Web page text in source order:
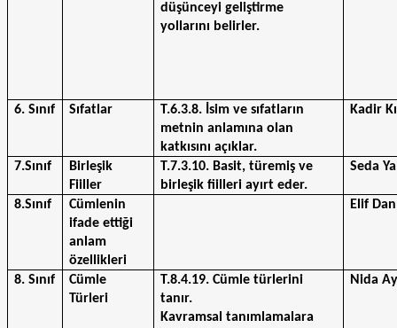
düşünceyi geliştirme
yollarını belirler.
6. Sınıf Sıfatlar
T.6.3.8. İsim ve sıfatların
metnin anlamına olan
katkısını açıklar.
Kadir
7.Sınıf
Birleşik
Fiiller
T.7.3.10. Basit, türemiş ve
birleşik fiilleri ayırt eder.
Seda
8.Sınıf
Cümlenin
ifade ettiği
anlam
özellikleri
Elif
8. Sınıf
Cümle
Türleri
T.8.4.19. Cümle türlerini
tanır.
Kavramsal tanımlamalara
Nida